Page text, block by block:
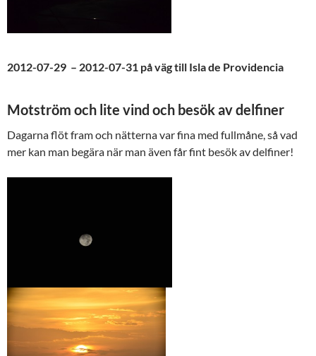
2012-07-29 – 2012-07-31 på väg till Isla de Providencia
Motström och lite vind och besök av delfiner
Dagarna flöt fram och nätterna var fina med fullmåne, så vad
mer kan man begära när man även får fint besök av delfiner!